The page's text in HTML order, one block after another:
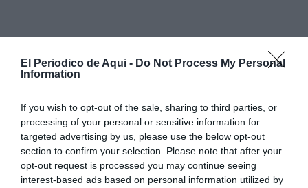
El Periodico de Aqui - Do Not Process My Personal
Information
If you wish to opt-out of the sale, sharing to third parties, or
processing of your personal or sensitive information for
targeted advertising by us, please use the below opt-out
section to confirm your selection. Please note that after your
opt-out request is processed you may continue seeing
interest-based ads based on personal information utilized by